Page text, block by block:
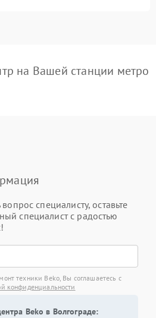
на Вашей станции метро
специалисту, оставьте
специалист с радостью
техники Beko, Вы соглашаетесь с
конфиденциальности
Beko в Волгограде: